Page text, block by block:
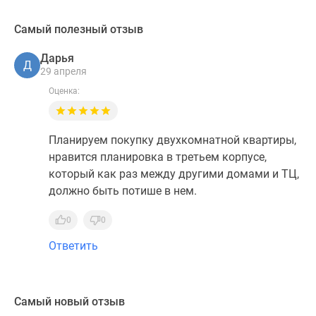
Самый полезный отзыв
Д
Дарья
29 апреля
Оценка:
Планируем покупку двухкомнатной квартиры,
нравится планировка в третьем корпусе,
который как раз между другими домами и ТЦ,
должно быть потише в нем.
0 0
Ответить
Самый новый отзыв